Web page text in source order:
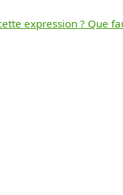
expression ? Que